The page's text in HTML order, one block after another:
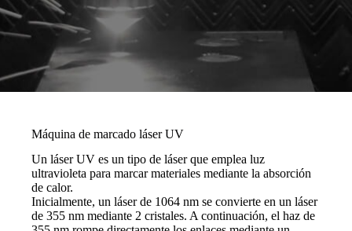
Máquina de marcado láser UV
Un láser UV es un tipo de láser que emplea luz
ultravioleta para marcar materiales mediante la absorción
de calor.
Inicialmente, un láser de 1064 nm se convierte en un láser
de 355 nm mediante 2 cristales. A continuación, el haz de